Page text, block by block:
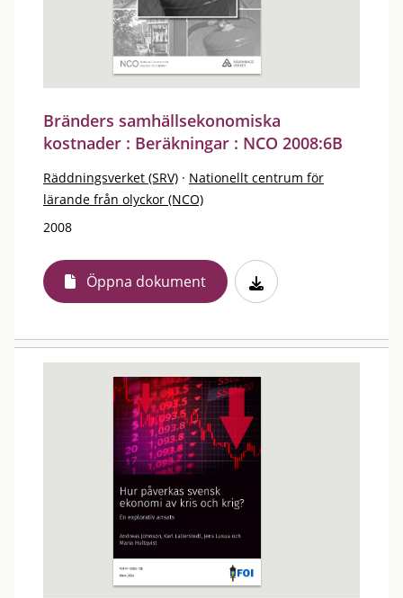
Bränders samhällsekonomiska
kostnader : Beräkningar : NCO 2008:6B
Räddningsverket (SRV) · Nationellt centrum för
lärande från olyckor (NCO)
2008
Öppna dokument